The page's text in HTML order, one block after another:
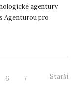
agentury
Agenturou pro
6
7
Starší